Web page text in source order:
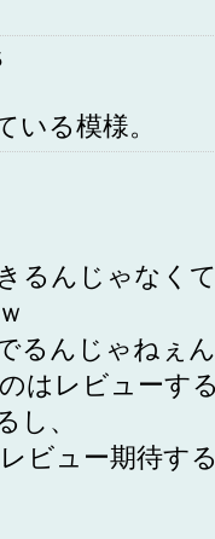
いる模様。
るんじゃなく
るんじゃねぇ
はレビューす
し、
ビュー期待す